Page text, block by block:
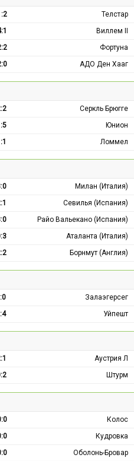
Телстар
Виллем II
Фортуна
АДО Ден Хааг
Серкль Брюгге
Юнион
Ломмел
Милан (Италия)
Севилья (Испания)
Райо Вальекано (Испания)
Аталанта (Италия)
Борнмут (Англия)
Залаэгерсег
Уйпешт
Аустрия Л
Штурм
Колос
Кудровка
Оболонь-Бровар